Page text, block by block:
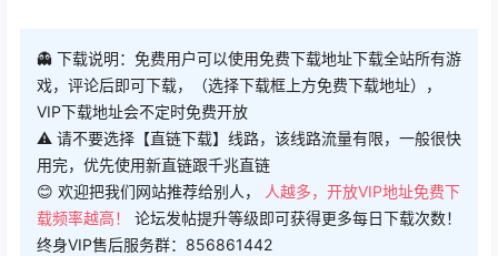
👻 下载说明：免费用户可以使用免费下载地址下载全站所有游
戏，评论后即可下载，（选择下载框上方免费下载地址），
VIP下载地址会不定时免费开放
⚠ 请不要选择【直链下载】线路，该线路流量有限，一般很快
用完，优先使用新直链跟千兆直链
😊 欢迎把我们网站推荐给别人， 人越多，开放VIP地址免费下
载频率越高！ 论坛发帖提升等级即可获得更多每日下载次数！
终身VIP售后服务群：856861442